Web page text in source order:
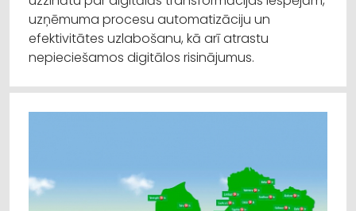
uzņēmuma procesu automatizāciju un
efektivitātes uzlabošanu, kā arī atrastu
nepieciešamos digitālos risinājumus.